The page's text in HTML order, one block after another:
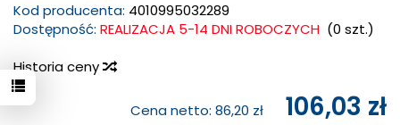
Kod producenta: 4010995032289
Dostępność: REALIZACJA 5-14 DNI ROBOCZYCH (0 szt.)
Historia ceny
Cena netto: 86,20 zł 106,03 zł